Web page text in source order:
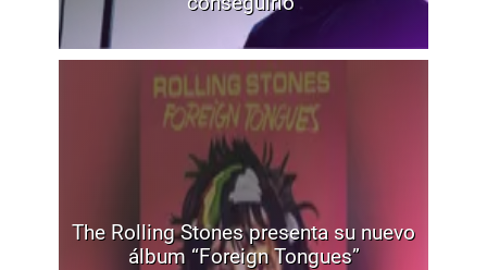
The Rolling Stones presenta su nuevo
álbum “Foreign Tongues”